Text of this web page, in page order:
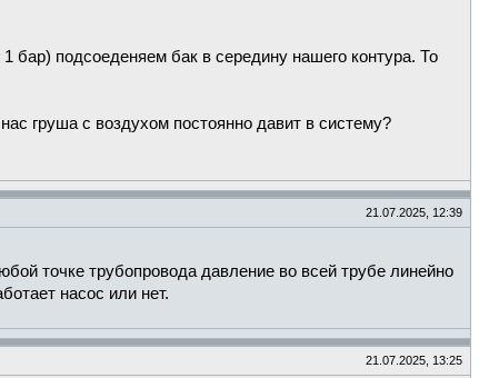
бар) подсоеденяем бак в середину нашего контура. То
груша с воздухом постоянно давит в систему?
21.07.2025, 12:39
точке трубопровода давление во всей трубе линейно
насос или нет.
21.07.2025, 13:25